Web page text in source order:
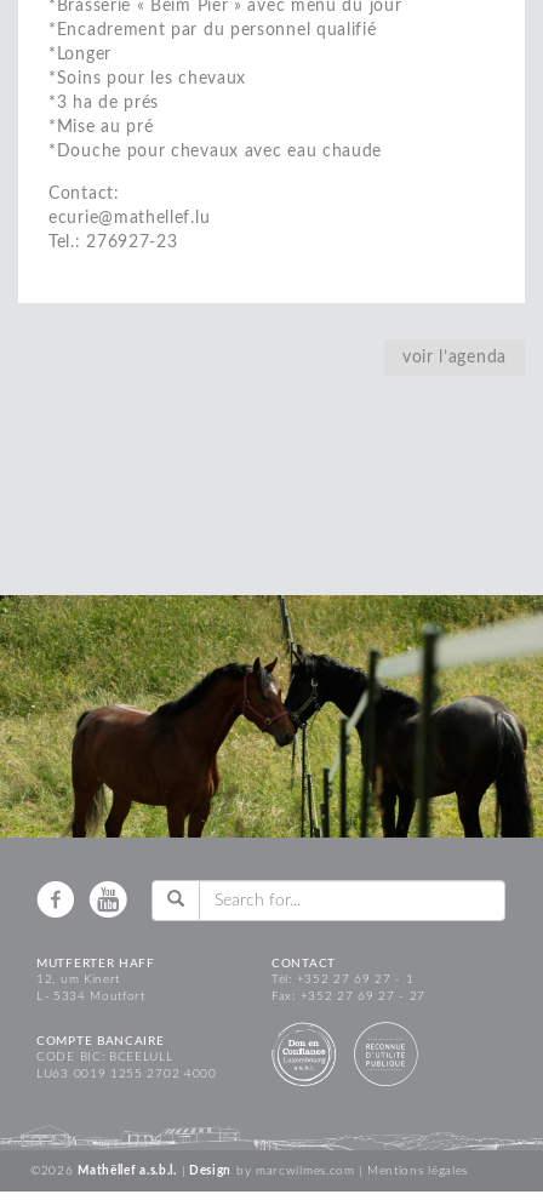
*Brasserie « Beim Pier » avec menu du jour
*Encadrement par du personnel qualifié
*Longer
*Soins pour les chevaux
*3 ha de prés
*Mise au pré
*Douche pour chevaux avec eau chaude
Contact:
ecurie@mathellef.lu
Tel.: 276927-23
voir l’agenda
MUTFERTER HAFF
12, um Kinert
L - 5334 Moutfort
CONTACT
Tél: +352 27 69 27 - 1
Fax: +352 27 69 27 - 27
COMPTE BANCAIRE
CODE BIC: BCEELULL
LU63 0019 1255 2702 4000
©2026 Mathëllef a.s.b.l. Design by marcwilmes.com Mentions légales